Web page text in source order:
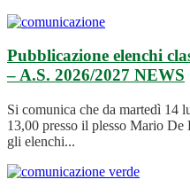
Pubblicazione elenchi
– A.S. 2026/2027 NEWS
Si comunica che da martedì 14
13,00 presso il plesso Mario De
gli elenchi...